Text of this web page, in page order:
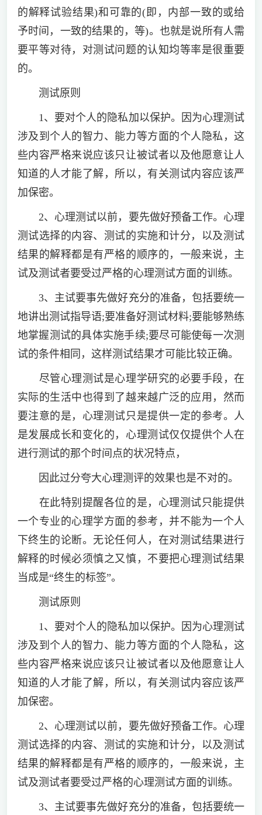
的解释试验结果)和可靠的(即，内部一致的或给
予时间，一致的结果的，等)。也就是说所有人需
要平等对待，对测试问题的认知均等率是很重要
的。
测试原则
1、要对个人的隐私加以保护。因为心理测试
涉及到个人的智力、能力等方面的个人隐私，这
些内容严格来说应该只让被试者以及他愿意让人
知道的人才能了解，所以，有关测试内容应该严
加保密。
2、心理测试以前，要先做好预备工作。心理
测试选择的内容、测试的实施和计分，以及测试
结果的解释都是有严格的顺序的，一般来说，主
试及测试者要受过严格的心理测试方面的训练。
3、主试要事先做好充分的准备，包括要统一
地讲出测试指导语;要准备好测试材料;要能够熟练
地掌握测试的具体实施手续;要尽可能使每一次测
试的条件相同，这样测试结果才可能比较正确。
尽管心理测试是心理学研究的必要手段，在
实际的生活中也得到了越来越广泛的应用，然而
要注意的是，心理测试只是提供一定的参考。人
是发展成长和变化的，心理测试仅仅提供个人在
进行测试的那个时间点的状况特点，
因此过分夸大心理测评的效果也是不对的。
在此特别提醒各位的是，心理测试只能提供
一个专业的心理学方面的参考，并不能为一个人
下终生的论断。无论任何人，在对测试结果进行
解释的时候必须慎之又慎，不要把心理测试结果
当成是“终生的标签”。
测试原则
1、要对个人的隐私加以保护。因为心理测试
涉及到个人的智力、能力等方面的个人隐私，这
些内容严格来说应该只让被试者以及他愿意让人
知道的人才能了解，所以，有关测试内容应该严
加保密。
2、心理测试以前，要先做好预备工作。心理
测试选择的内容、测试的实施和计分，以及测试
结果的解释都是有严格的顺序的，一般来说，主
试及测试者要受过严格的心理测试方面的训练。
3、主试要事先做好充分的准备，包括要统一